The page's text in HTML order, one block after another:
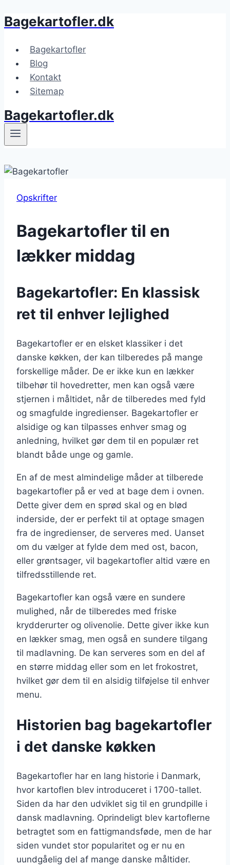
Fortsæt
indhold
Bagekartofler.dk
Bagekartofler
Blog
Kontakt
Sitemap
Bagekartofler.dk
Opskrifter
Bagekartofler til en
lækker middag
Bagekartofler: En klassisk
ret til enhver lejlighed
Bagekartofler er en elsket klassiker i det
danske køkken, der kan tilberedes på mange
forskellige måder. De er ikke kun en lækker
tilbehør til hovedretter, men kan også være
stjernen i måltidet, når de tilberedes med fyld
og smagfulde ingredienser. Bagekartofler er
alsidige og kan tilpasses enhver smag og
anledning, hvilket gør dem til en populær ret
blandt både unge og gamle.
En af de mest almindelige måder at tilberede
bagekartofler på er ved at bage dem i ovnen.
Dette giver dem en sprød skal og en blød
inderside, der er perfekt til at optage smagen
fra de ingredienser, de serveres med. Uanset
om du vælger at fylde dem med ost, bacon,
eller grøntsager, vil bagekartofler altid være en
tilfredsstillende ret.
Bagekartofler kan også være en sundere
mulighed, når de tilberedes med friske
krydderurter og olivenolie. Dette giver ikke kun
en lækker smag, men også en sundere tilgang
til madlavning. De kan serveres som en del af
en større middag eller som en let frokostret,
hvilket gør dem til en alsidig tilføjelse til enhver
menu.
Historien bag bagekartofler
i det danske køkken
Bagekartofler har en lang historie i Danmark,
hvor kartoflen blev introduceret i 1700-tallet.
Siden da har den udviklet sig til en grundpille i
dansk madlavning. Oprindeligt blev kartoflerne
betragtet som en fattigmandsføde, men de har
siden vundet stor popularitet og er nu en
uundgåelig del af mange danske måltider.